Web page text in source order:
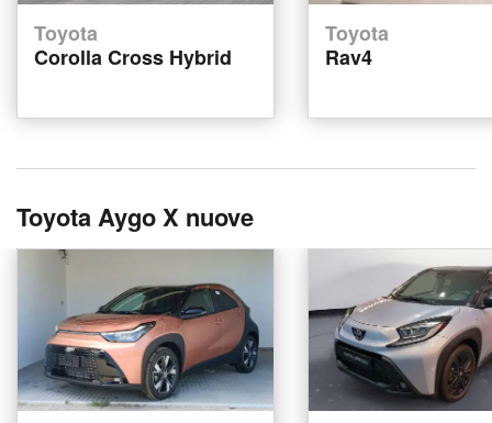
Toyota
Corolla Cross Hybrid
Toyota
Rav4
Toyota Aygo X nuove